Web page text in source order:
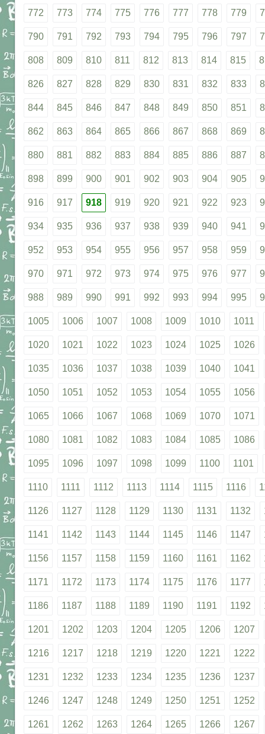
772 773 774 775 776 777 778 779
790 791 792 793 794 795 796 797
808 809 810 811 812 813 814 815
826 827 828 829 830 831 832 833
844 845 846 847 848 849 850 851
862 863 864 865 866 867 868 869
880 881 882 883 884 885 886 887
898 899 900 901 902 903 904 905
916 917 918 919 920 921 922 923
934 935 936 937 938 939 940 941
952 953 954 955 956 957 958 959
970 971 972 973 974 975 976 977
988 989 990 991 992 993 994 995
1005 1006 1007 1008 1009 1010 1011
1020 1021 1022 1023 1024 1025 1026
1035 1036 1037 1038 1039 1040 1041
1050 1051 1052 1053 1054 1055 1056
1065 1066 1067 1068 1069 1070 1071
1080 1081 1082 1083 1084 1085 1086
1095 1096 1097 1098 1099 1100 1101
1110 1111 1112 1113 1114 1115 1116
1126 1127 1128 1129 1130 1131 1132
1141 1142 1143 1144 1145 1146 1147
1156 1157 1158 1159 1160 1161 1162
1171 1172 1173 1174 1175 1176 1177
1186 1187 1188 1189 1190 1191 1192
1201 1202 1203 1204 1205 1206 1207
1216 1217 1218 1219 1220 1221 1222
1231 1232 1233 1234 1235 1236 1237
1246 1247 1248 1249 1250 1251 1252
1261 1262 1263 1264 1265 1266 1267